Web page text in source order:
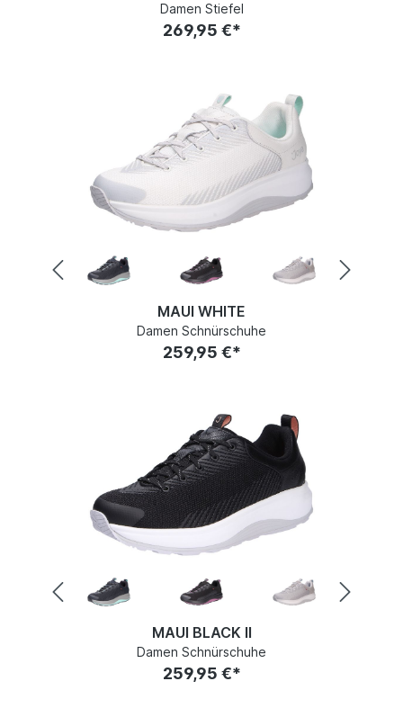
Damen Stiefel
269,95 €*
MAUI WHITE
Damen Schnürschuhe
259,95 €*
MAUI BLACK II
Damen Schnürschuhe
259,95 €*